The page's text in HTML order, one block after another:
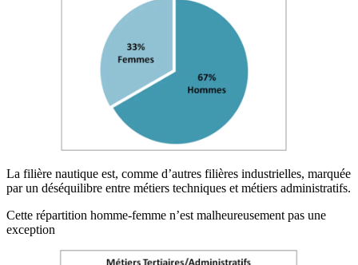
La filière nautique est, comme d’autres filières industrielles, marquée
par un déséquilibre entre métiers techniques et métiers administratifs.
Cette répartition homme-femme n’est malheureusement pas une
exception